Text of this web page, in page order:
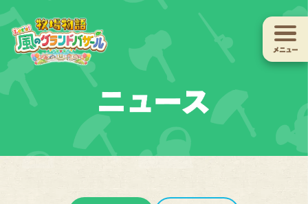
『牧場物語 Let's！ 風のグランドバザール』
を購入する
プラットフォームを選んでください